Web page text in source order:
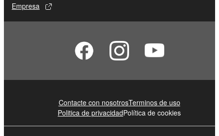
Empresa
Contacte con nosotrosTerminos de uso
Politica de privacidadPolítica de cookies